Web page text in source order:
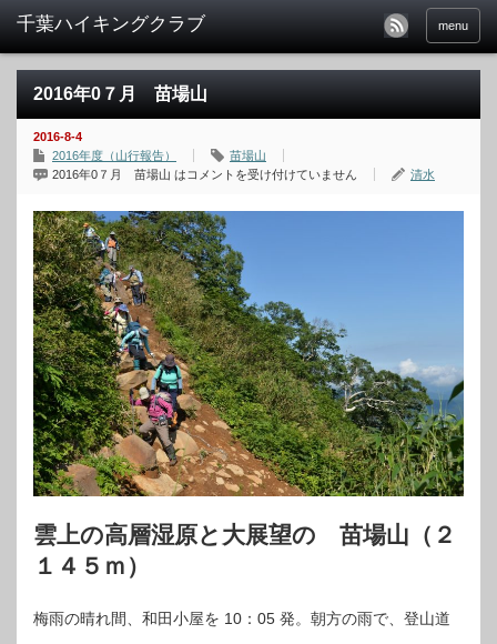
menu
2016年0７月 苗場山
2016-8-4
2016年度（山行報告）
苗場山
2016年0７月 苗場山 は コメントを受け付けていません 清水
雲上の高層湿原と大展望の 苗場山（２
１４５ｍ）
梅雨の晴れ間、和田小屋を 10：05 発。朝方の雨で、登山道